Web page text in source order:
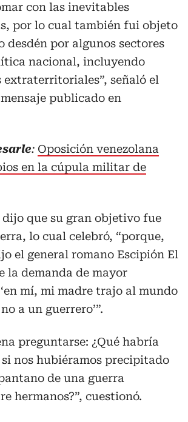
con las inevitables
por lo cual también fui objeto
desdén por algunos sectores
nacional, incluyendo
señaló el
publicado en
: Oposición venezolana
en la cúpula militar de
que su gran objetivo fue
lo cual celebró, “porque,
el general romano Escipión El
la demanda de mayor
mí, mi madre trajo al mundo
a un guerrero’”.
preguntarse: ¿Qué habría
nos hubiéramos precipitado
de una guerra
hermanos?”, cuestionó.